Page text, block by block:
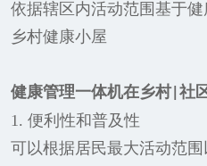
依据辖区内活动范围基于
乡村健康小屋
健康管理一体机在乡村| 社
1. 便利性和普及性
可以根据居民最大活动范